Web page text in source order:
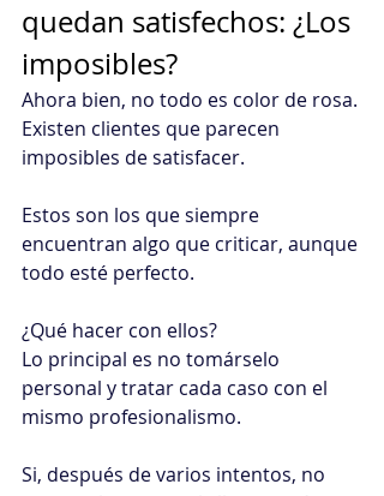
quedan satisfechos: ¿Los
imposibles?
Ahora bien, no todo es color de rosa.
Existen clientes que parecen
imposibles de satisfacer.
Estos son los que siempre
encuentran algo que criticar, aunque
todo esté perfecto.
¿Qué hacer con ellos?
Lo principal es no tomárselo
personal y tratar cada caso con el
mismo profesionalismo.
Si, después de varios intentos, no